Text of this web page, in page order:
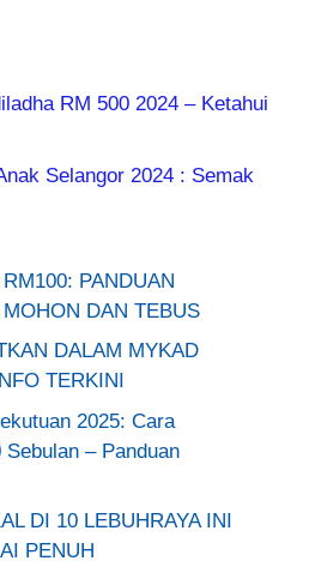
RM 500 2024 – Ketahui
Selangor 2024 : Semak
PANDUAN
DAN TEBUS
DALAM MYKAD
TERKINI
2025: Cara
– Panduan
DI 10 LEBUHRAYA INI
PENUH